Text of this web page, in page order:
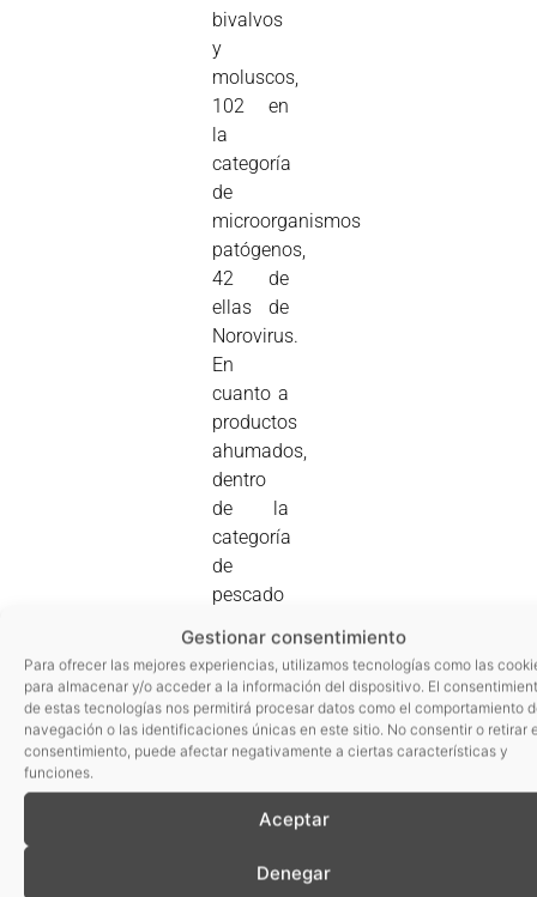
Gestionar consentimiento
Para ofrecer las mejores experiencias, utilizamos tecnologías como las
para almacenar y/o acceder a la información del dispositivo. El
de estas tecnologías nos permitirá procesar datos como el comportamiento
navegación o las identificaciones únicas en este sitio. No consentir o retirar
consentimiento, puede afectar negativamente a ciertas características y
funciones.
Aceptar
Denegar
bivalvos
y
moluscos,
102 en
la
categoría
de
microorganismos
patógenos,
42 de
ellas de
Norovirus.
En
cuanto a
productos
ahumados,
dentro
de la
categoría
de
pescado
del
pescado,
se han
registrado
37
notificaciones,
ellas de